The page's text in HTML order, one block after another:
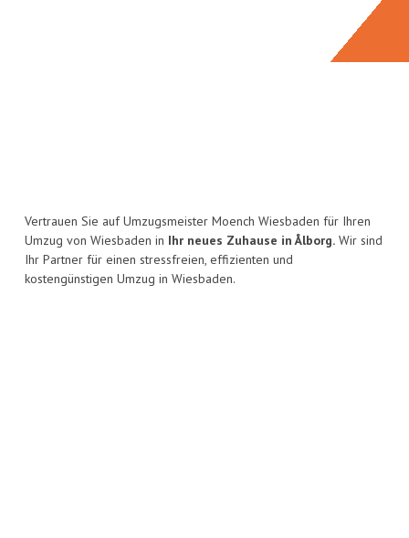
Vertrauen Sie auf Umzugsmeister Moench Wiesbaden für Ihren
Umzug von Wiesbaden in Ihr neues Zuhause in Ålborg. Wir sind
Ihr Partner für einen stressfreien, effizienten und
kostengünstigen Umzug in Wiesbaden.